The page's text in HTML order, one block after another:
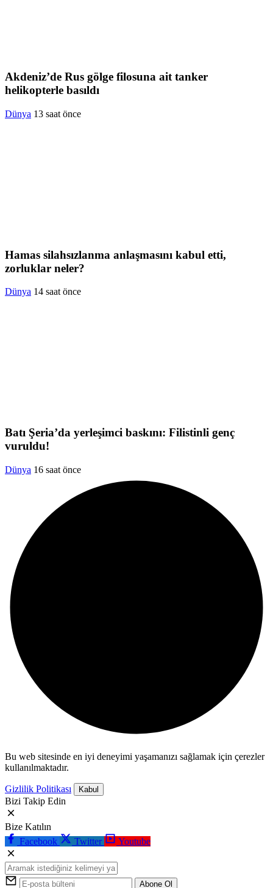
Akdeniz’de Rus gölge filosuna ait tanker
helikopterle basıldı
Dünya 13 saat önce
Hamas silahsızlanma anlaşmasını kabul etti,
zorluklar neler?
Dünya 14 saat önce
Batı Şeria’da yerleşimci baskını: Filistinli genç
vuruldu!
Dünya 16 saat önce
Bu web sitesinde en iyi deneyimi yaşamanızı sağlamak için çerezler
kullanılmaktadır.
Gizlilik Politikası Kabul
Bizi Takip Edin
Bize Katılın
Facebook
Twitter Youtube
Abone Ol